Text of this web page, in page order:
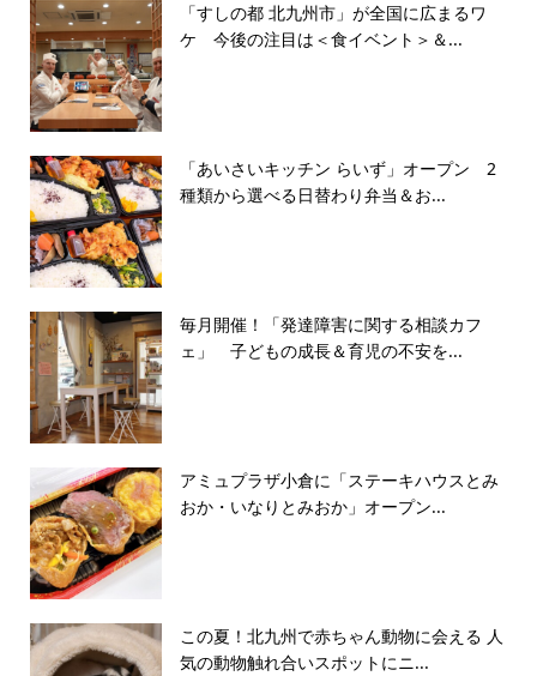
「すしの都 北九州市」が全国に広まるワ
ケ 今後の注目は＜食イベント＞＆...
「あいさいキッチン らいず」オープン 2
種類から選べる日替わり弁当＆お...
毎月開催！「発達障害に関する相談カフ
ェ」 子どもの成長＆育児の不安を...
アミュプラザ小倉に「ステーキハウスとみ
おか・いなりとみおか」オープン...
この夏！北九州で赤ちゃん動物に会える 人
気の動物触れ合いスポットにニ...